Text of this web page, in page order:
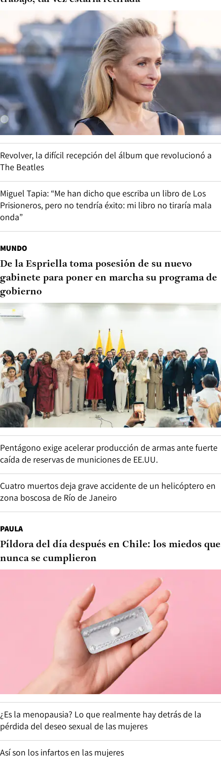
Revolver, la difícil recepción del álbum que revolucionó a
The Beatles
Miguel Tapia: “Me han dicho que escriba un libro de Los
Prisioneros, pero no tendría éxito: mi libro no tiraría mala
onda”
MUNDO
De la Espriella toma posesión de su nuevo
gabinete para poner en marcha su programa de
gobierno
Pentágono exige acelerar producción de armas ante fuerte
caída de reservas de municiones de EE.UU.
Cuatro muertos deja grave accidente de un helicóptero en
zona boscosa de Río de Janeiro
PAULA
Píldora del día después en Chile: los miedos que
nunca se cumplieron
¿Es la menopausia? Lo que realmente hay detrás de la
pérdida del deseo sexual de las mujeres
Así son los infartos en las mujeres